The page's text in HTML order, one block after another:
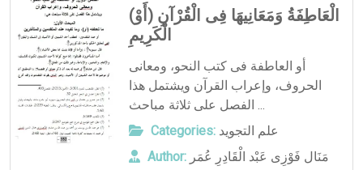
(أَوْ) الْعَاطِفَةُ وَمَعَانِيهَا فِى الْقُرْآنِ
الْكَرِيمِ
أو العاطفة فى كتب النحو، ومعانى
الحروف، وإعراب القرآن ويشتمل هذا
الفصل على ثلاثة مباحث ...
Categories: علم التجويد
Author: مَنَال فَوْزِى عَبْد الْقَادِرِ عُمَر